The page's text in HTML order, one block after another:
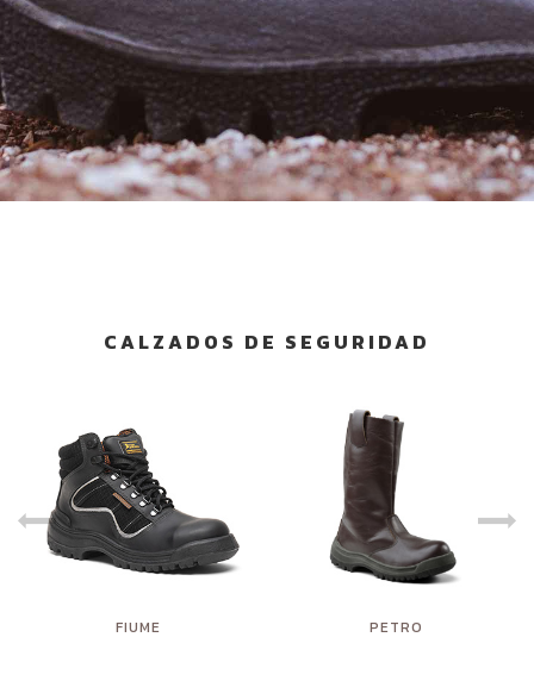
CALZADOS DE SEGURIDAD
FIUME PETRO